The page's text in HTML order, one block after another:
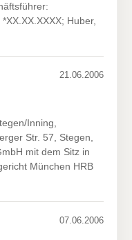
Huber,
21.06.2006
Inning,
Str. 57, Stegen,
mit dem Sitz in
München HRB
07.06.2006